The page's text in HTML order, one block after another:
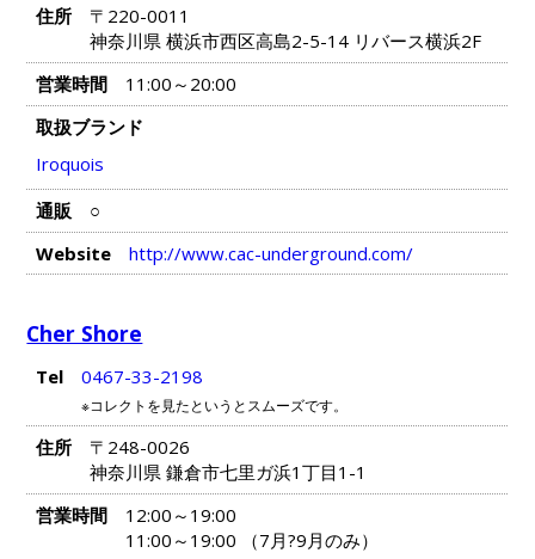
住所
〒220-0011
神奈川県 横浜市西区高島2-5-14 リバース横浜2F
営業時間
11:00～20:00
取扱ブランド
Iroquois
通販
○
Website
http://www.cac-underground.com/
Cher Shore
Tel 0467-33-2198
※コレクトを見たというとスムーズです。
住所
〒248-0026
神奈川県 鎌倉市七里ガ浜1丁目1-1
営業時間
12:00～19:00
11:00～19:00 （7月?9月のみ）